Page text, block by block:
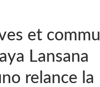
et
Lansana
relance la